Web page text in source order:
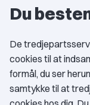
Fordele som
Du
De
cookies til at
formål, du ser
samtykke til at